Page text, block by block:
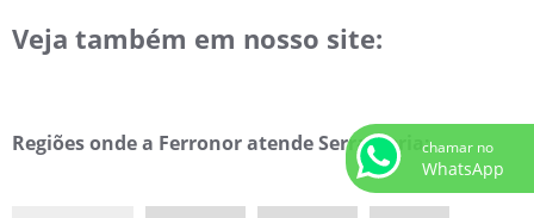
FORNECEDOR DE CHAPA XADREZ
FORNECEDOR DE PERFIL U DOBRADO
Veja também em nosso site:
Regiões onde a Ferronor atende Serralheria:chamar no
WhatsApp